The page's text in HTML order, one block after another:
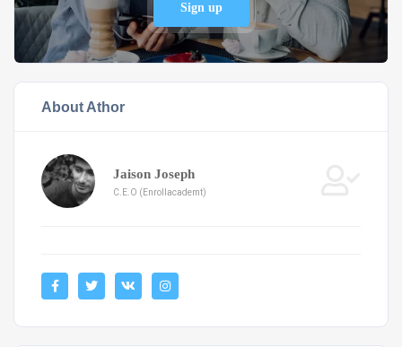
Sign up
About Athor
Jaison Joseph
C.E.O (Enrollacademt)